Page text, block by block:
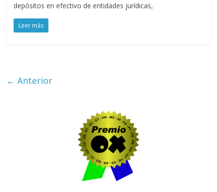
depósitos en efectivo de entidades jurídicas,
Leer más
← Anterior